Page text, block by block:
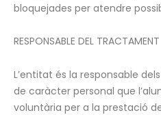
bloquejades per atendre
RESPONSABLE DEL TRACTAMENT
L’entitat és la responsable
de caràcter personal que
voluntària per a la prestació